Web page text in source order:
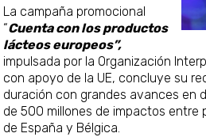
La campaña promocional
“Cuenta con los productos
lácteos europeos”,
impulsada por la Organización
con apoyo de la UE, concluye su
duración con grandes avances en
de 500 millones de impactos entre
de España y Bélgica.